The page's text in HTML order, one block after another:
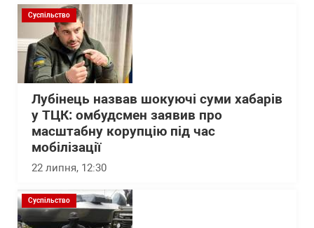
Суспільство
Лубінець назвав шокуючі суми хабарів
у ТЦК: омбудсмен заявив про
масштабну корупцію під час
мобілізації
22 липня, 12:30
Суспільство